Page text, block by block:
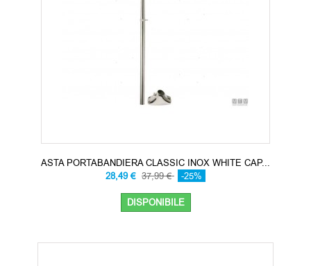
ASTA PORTABANDIERA CLASSIC INOX WHITE CAP...
28,49 € 37,99 € -25%
DISPONIBILE